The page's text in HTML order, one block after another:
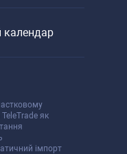
календар
як
імпорт